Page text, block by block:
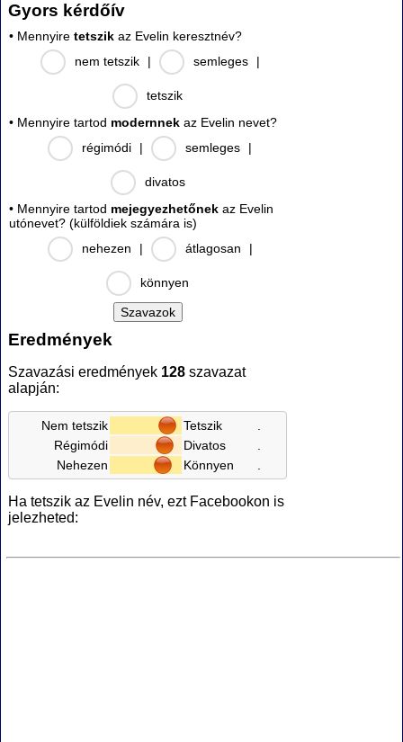
Gyors kérdőív
• Mennyire tetszik az Evelin keresztnév?
nem tetszik
| semleges |
tetszik
• Mennyire tartod modernnek az Evelin nevet?
régimódi
| semleges |
divatos
• Mennyire tartod mejegyezhetőnek az Evelin
utónevet? (külföldiek számára is)
nehezen
| átlagosan |
könnyen
Eredmények
Szavazási eredmények 128 szavazat
alapján:
Nem tetszik Tetszik
Régimódi
Divatos
Nehezen
Könnyen
Ha tetszik az Evelin név, ezt Facebookon is
jelezheted: